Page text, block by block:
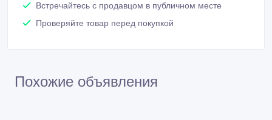
Встречайтесь с продавцом в публичном месте
Проверяйте товар перед покупкой
Похожие объявления